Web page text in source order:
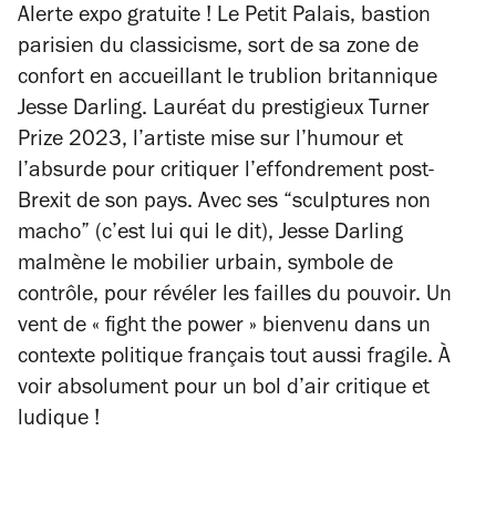
Alerte expo gratuite ! Le Petit Palais, bastion
parisien du classicisme, sort de sa zone de
confort en accueillant le trublion britannique
Jesse Darling. Lauréat du prestigieux Turner
Prize 2023, l’artiste mise sur l’humour et
l’absurde pour critiquer l’effondrement post-
Brexit de son pays. Avec ses “sculptures non
macho” (c’est lui qui le dit), Jesse Darling
malmène le mobilier urbain, symbole de
contrôle, pour révéler les failles du pouvoir. Un
vent de « fight the power » bienvenu dans un
contexte politique français tout aussi fragile. À
voir absolument pour un bol d’air critique et
ludique !